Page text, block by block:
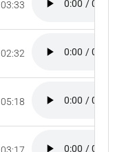
03:33
02:32
05:18